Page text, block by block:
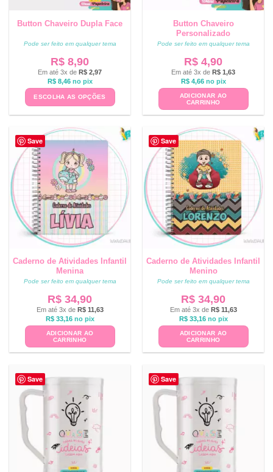
Button Chaveiro Dupla Face
Pode ser feito em qualquer tema
R$ 8,90
Em até 3x de R$ 2,97
R$8,46 no pix
ESCOLHA AS OPÇÕES
Button Chaveiro
Personalizado
Pode ser feito em qualquer tema
R$ 4,90
Em até 3x de R$ 1,63
R$4,66 no pix
ADICIONAR AO
CARRINHO
Save
Caderno de Atividades Infantil
Menina
Pode ser feito em qualquer tema
R$ 34,90
Em até 3x de R$11,63
R$33,16 no pix
ADICIONAR AO
CARRINHO
Save
Caderno de Atividades Infantil
Menino
Pode ser feito em qualquer tema
R$ 34,90
Em até 3x de R$11,63
R$33,16 no pix
ADICIONAR AO
CARRINHO
Save Save